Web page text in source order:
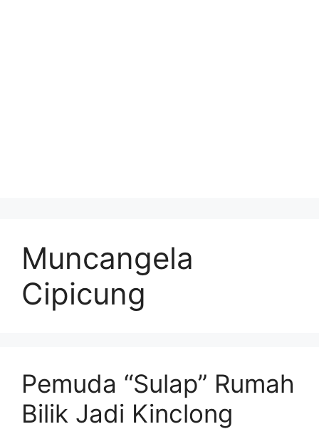
Muncangela
Cipicung
Pemuda “Sulap” Rumah
Bilik Jadi Kinclong